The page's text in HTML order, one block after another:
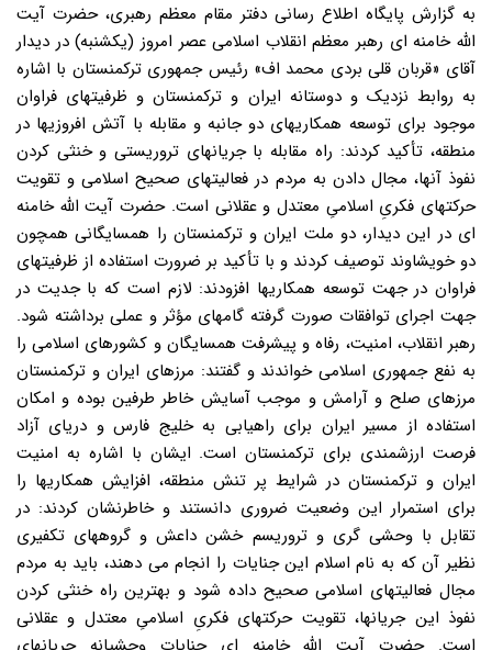
به گزارش پایگاه اطلاع رسانی دفتر مقام معظم رهبری، حضرت آیت
الله خامنه ای رهبر معظم انقلاب اسلامی عصر امروز (یکشنبه) در دیدار
آقای «قربان قلی بردی محمد اف» رئیس جمهوری ترکمنستان با اشاره
به روابط نزدیک و دوستانه ایران و ترکمنستان و ظرفیتهای فراوان
موجود برای توسعه همکاریهای دو جانبه و مقابله با آتش افروزیها در
منطقه، تأکید کردند: راه مقابله با جریانهای تروریستی و خنثی کردن
نفوذ آنها، مجال دادن به مردم در فعالیتهای صحیح اسلامی و تقویت
حرکتهای فکریِ اسلامیِ معتدل و عقلانی است. حضرت آیت الله خامنه
ای در این دیدار، دو ملت ایران و ترکمنستان را همسایگانی همچون
دو خویشاوند توصیف کردند و با تأکید بر ضرورت استفاده از ظرفیتهای
فراوان در جهت توسعه همکاریها افزودند: لازم است که با جدیت در
جهت اجرای توافقات صورت گرفته گامهای مؤثر و عملی برداشته شود.
رهبر انقلاب، امنیت، رفاه و پیشرفت همسایگان و کشورهای اسلامی را
به نفع جمهوری اسلامی خواندند و گفتند: مرزهای ایران و ترکمنستان
مرزهای صلح و آرامش و موجب آسایش خاطر طرفین بوده و امکان
استفاده از مسیر ایران برای راهیابی به خلیج فارس و دریای آزاد
فرصت ارزشمندی برای ترکمنستان است. ایشان با اشاره به امنیت
ایران و ترکمنستان در شرایط پر تنش منطقه، افزایش همکاریها را
برای استمرار این وضعیت ضروری دانستند و خاطرنشان کردند: در
تقابل با وحشی گری و تروریسم خشن داعش و گروههای تکفیری
نظیر آن که به نام اسلام این جنایات را انجام می دهند، باید به مردم
مجال فعالیتهای اسلامی صحیح داده شود و بهترین راه خنثی کردن
نفوذ این جریانها، تقویت حرکتهای فکریِ اسلامیِ معتدل و عقلانی